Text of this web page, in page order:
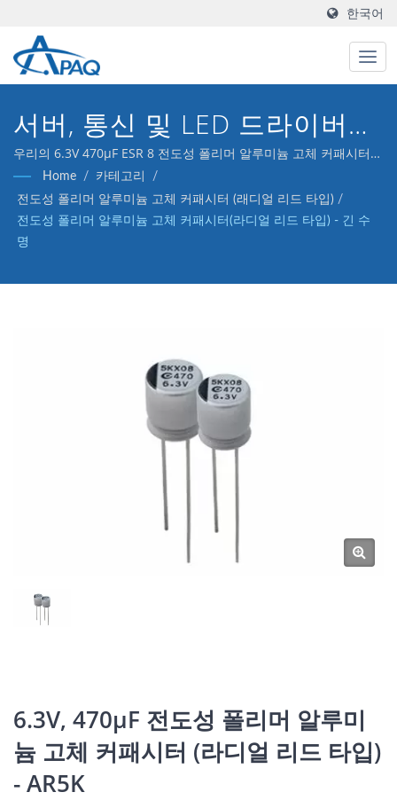
한국어
서버, 통신 및 LED 드라이버를
위한 업계 최고의 5000시간
@105°C 수명.
우리의 6.3V 470μF ESR 8 전도성 폴리머 알루미늄 고체 커패시터
(라디얼 리드 타입)는 DC-DC 컨버터, 전압 조절기 및 디커플링 응용
프로그램을 충족하도록 설계되었습니다.
Home / 카테고리
/
전도성 폴리머 알루미늄 고체 커패시터 (래디얼 리드 타입) /
전도성 폴리머 알루미늄 고체 커패시터(라디얼 리드 타입) - 긴 수
명
6.3V, 470μF 전도성 폴리머 알루미
늄 고체 커패시터 (라디얼 리드 타입)
- AR5K